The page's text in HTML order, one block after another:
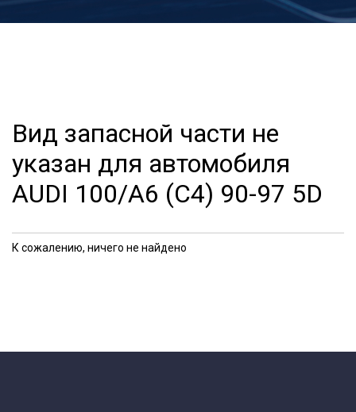
Вид запасной части не
указан для автомобиля
AUDI 100/A6 (C4) 90-97 5D
К сожалению, ничего не найдено